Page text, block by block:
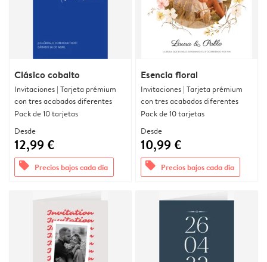
Clásico cobalto
Invitaciones | Tarjeta prémium
con tres acabados diferentes
Pack de 10 tarjetas
Desde
12,99 €
offers Precios bajos cada día
Esencia floral
Invitaciones | Tarjeta prémium
con tres acabados diferentes
Pack de 10 tarjetas
Desde
10,99 €
offers Precios bajos cada día